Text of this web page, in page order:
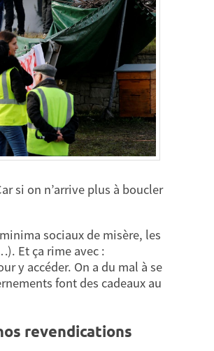
si on n’arrive plus à boucler
sociaux de misère, les
Et ça rime avec :
y accéder. On a du mal à se
font des cadeaux au
revendications